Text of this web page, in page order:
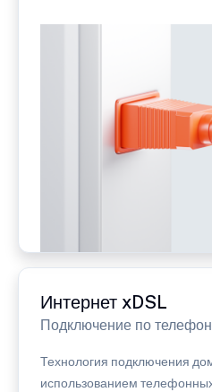
Интернет xDSL
Подключение по
Технология подключения
использованием